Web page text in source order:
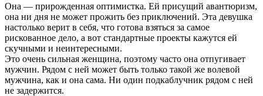
Она — прирожденная оптимистка. Ей присущий авантюризм,
она ни дня не может прожить без приключений. Эта девушка
настолько верит в себя, что готова взяться за самое
рискованное дело, а вот стандартные проекты кажутся ей
скучными и неинтересными.
Это очень сильная женщина, поэтому часто она отпугивает
мужчин. Рядом с ней может быть только такой же волевой
мужчина, как и она сама. Ни один подкаблучник рядом с ней
не задержится.